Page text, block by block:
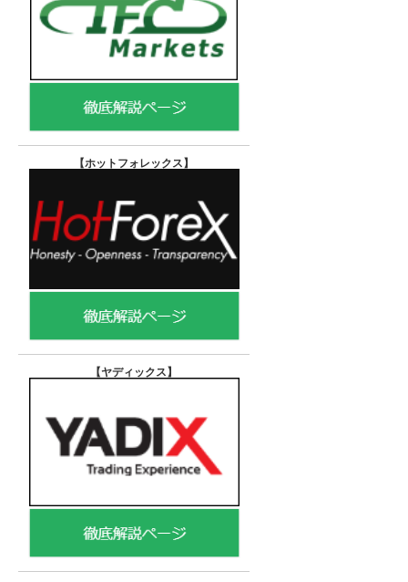
【ホットフォレックス 】
【ヤディックス 】